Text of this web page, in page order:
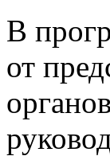
В
от